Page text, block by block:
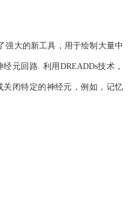
强大的新工具，用于绘制大量中
元回路. 利用DREADDs技术，
闭特定的神经元，例如，记忆